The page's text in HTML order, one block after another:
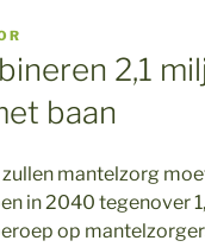
2,1
baan
mantelzorg
in 2040 tegenover
op